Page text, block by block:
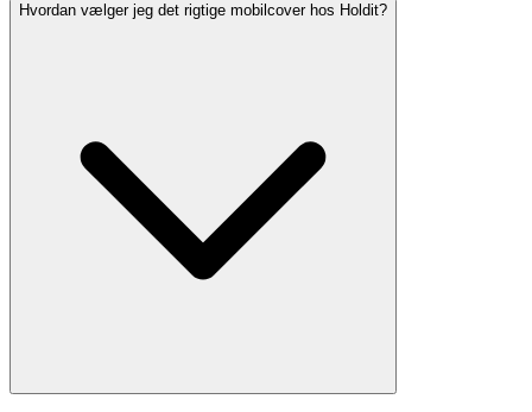
Hvordan vælger jeg det rigtige mobilcover hos Holdit?